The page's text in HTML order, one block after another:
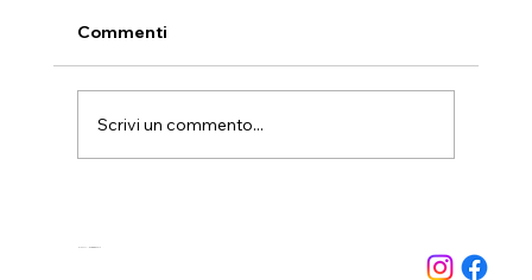
Commenti
Scrivi un commento...